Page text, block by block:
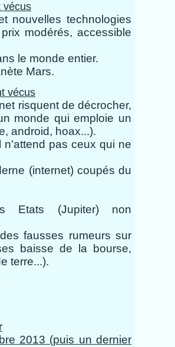
vécus
nouvelles technologies
modérés, accessible
le monde entier.
Mars.
vécus
risquent de décrocher,
monde qui emploie un
android, hoax...).
n'attend pas ceux qui ne
(internet) coupés du
Etats (Jupiter) non
fausses rumeurs sur
baisse de la bourse,
terre...).
2013 (puis un dernier